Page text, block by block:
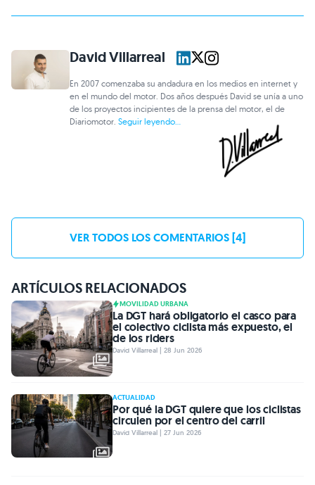
David Villarreal
En 2007 comenzaba su andadura en los medios en internet y
en el mundo del motor. Dos años después David se unía a uno
de los proyectos incipientes de la prensa del motor, el de
Diariomotor.Seguir leyendo...
VER TODOS LOS COMENTARIOS [4]
ARTÍCULOS RELACIONADOS
MOVILIDAD URBANA
La DGT hará obligatorio el casco para
el colectivo ciclista más expuesto, el
de los riders
David Villarreal | 28 Jun 2026
ACTUALIDAD
Por qué la DGT quiere que los ciclistas
circulen por el centro del carril
David Villarreal | 27 Jun 2026